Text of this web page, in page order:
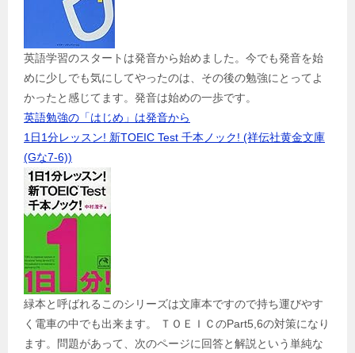
英語学習のスタートは発音から始めました。今でも発音を始
めに少しでも気にしてやったのは、その後の勉強にとってよ
かったと感じてます。発音は始めの一歩です。
英語勉強の「はじめ」は発音から
1日1分レッスン! 新TOEIC Test 千本ノック! (祥伝社黄金文庫
(Gな7-6))
緑本と呼ばれるこのシリーズは文庫本ですので持ち運びやす
く電車の中でも出来ます。 ＴＯＥＩＣのPart5,6の対策になり
ます。問題があって、次のページに回答と解説という単純な